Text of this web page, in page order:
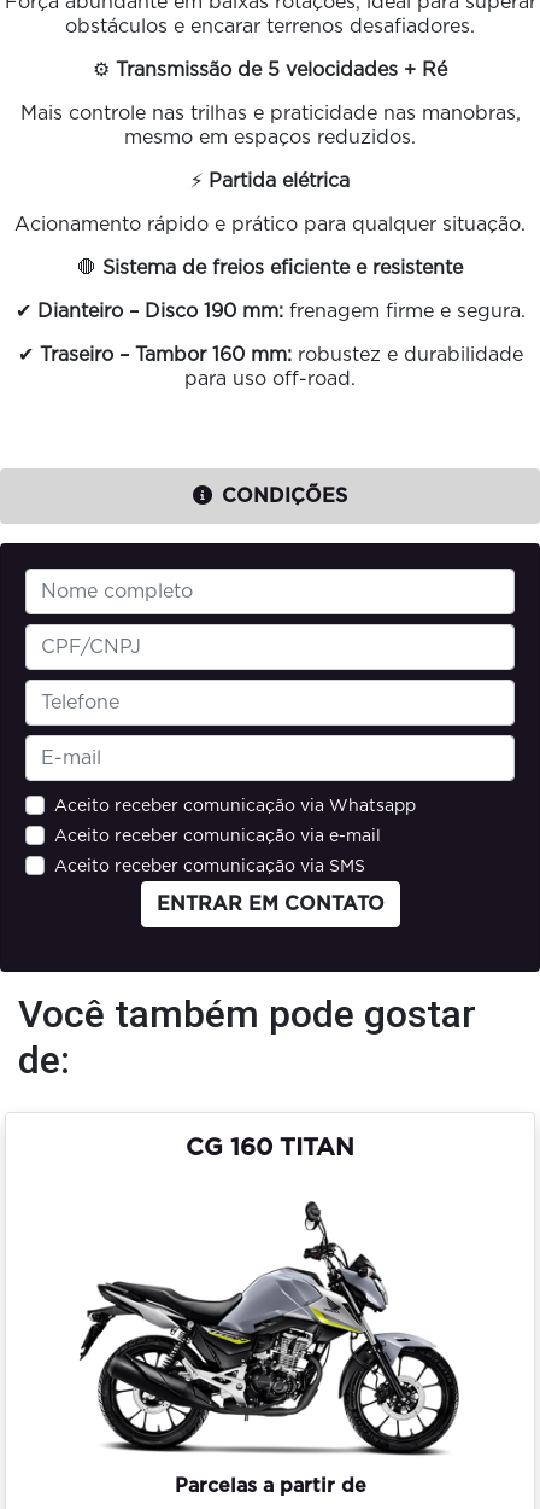
obstáculos e encarar terrenos desafiadores.
⚙️ Transmissão de 5 velocidades + Ré
Mais controle nas trilhas e praticidade nas manobras,
mesmo em espaços reduzidos.
⚡ Partida elétrica
Acionamento rápido e prático para qualquer situação.
🛑 Sistema de freios eficiente e resistente
✔ Dianteiro – Disco 190 mm:frenagem firme e segura.
✔ Traseiro – Tambor 160 mm:robustez e durabilidade
para uso off-road.
CONDIÇÕES
Aceito receber comunicação via Whatsapp
Aceito receber comunicação via e-mail
Aceito receber comunicação via SMS
ENTRAR EM CONTATO
Você também pode gostar
de:
CG 160 TITAN
Parcelas a partir de